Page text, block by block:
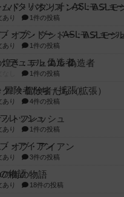
ド・バタリオンズ：ASLモ
あり 1件の投稿
・オブ・ブシドー：ASLモジ
あり 1件の投稿
き：デュエル 偽造者
1件の投稿
! ：冒険者たち（拡張）
あり 4件の投稿
トフレッシュ
あり 1件の投稿
オブ・アイアン
あり 3件の投稿
街の物語
あり 18件の投稿